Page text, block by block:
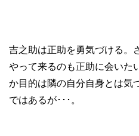
吉之助は正助を勇気づける。
やって来るのも正助に会いた
か目的は隣の自分自身とは気
ではあるが･･･。